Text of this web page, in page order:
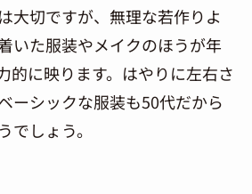
大切ですが、無理な若作りよ
いた服装やメイクのほうが年
的に映ります。はやりに左右さ
ーシックな服装も50代だから
でしょう。